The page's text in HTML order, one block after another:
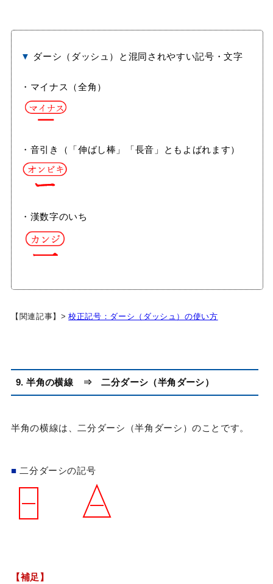
▼ ダーシ（ダッシュ）と混同されやすい記号・文字
・マイナス（全角）
・音引き（「伸ばし棒」「長音」ともよばれます）
・漢数字のいち
【関連記事】>校正記号：ダーシ（ダッシュ）の使い方
9. 半角の横線 ⇒二分ダーシ（半角ダーシ）
半角の横線は、二分ダーシ（半角ダーシ）のことです。
■ 二分ダーシの記号
【補足】